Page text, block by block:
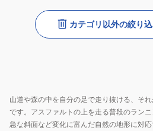
カテゴリ以外の絞り
山道や森の中を自分の足で走り抜ける、そ
です。アスファルトの上を走る普段のランニ
急な斜面など変化に富んだ自然の地形に対応